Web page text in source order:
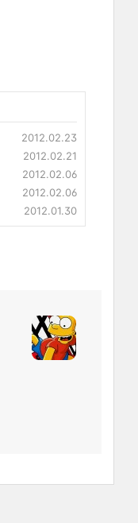
2012.02.23
2012.02.21
2012.02.06
2012.02.06
2012.01.30